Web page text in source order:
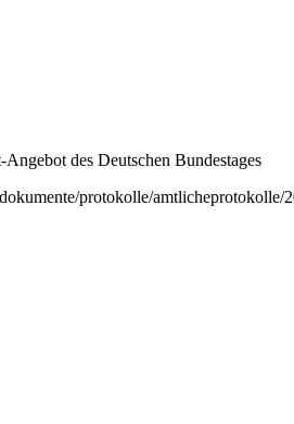
des Deutschen Bundestages
protokolle/amtlicheprotokolle/